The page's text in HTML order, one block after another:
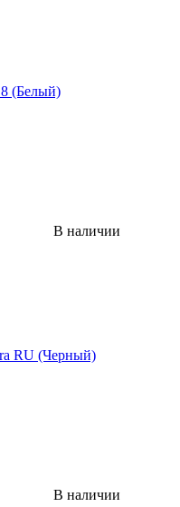
(Белый)
В наличии
RU (Черный)
В наличии